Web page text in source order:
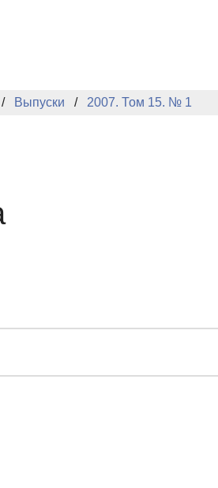
Выпуски 2007. Том 15. № 1